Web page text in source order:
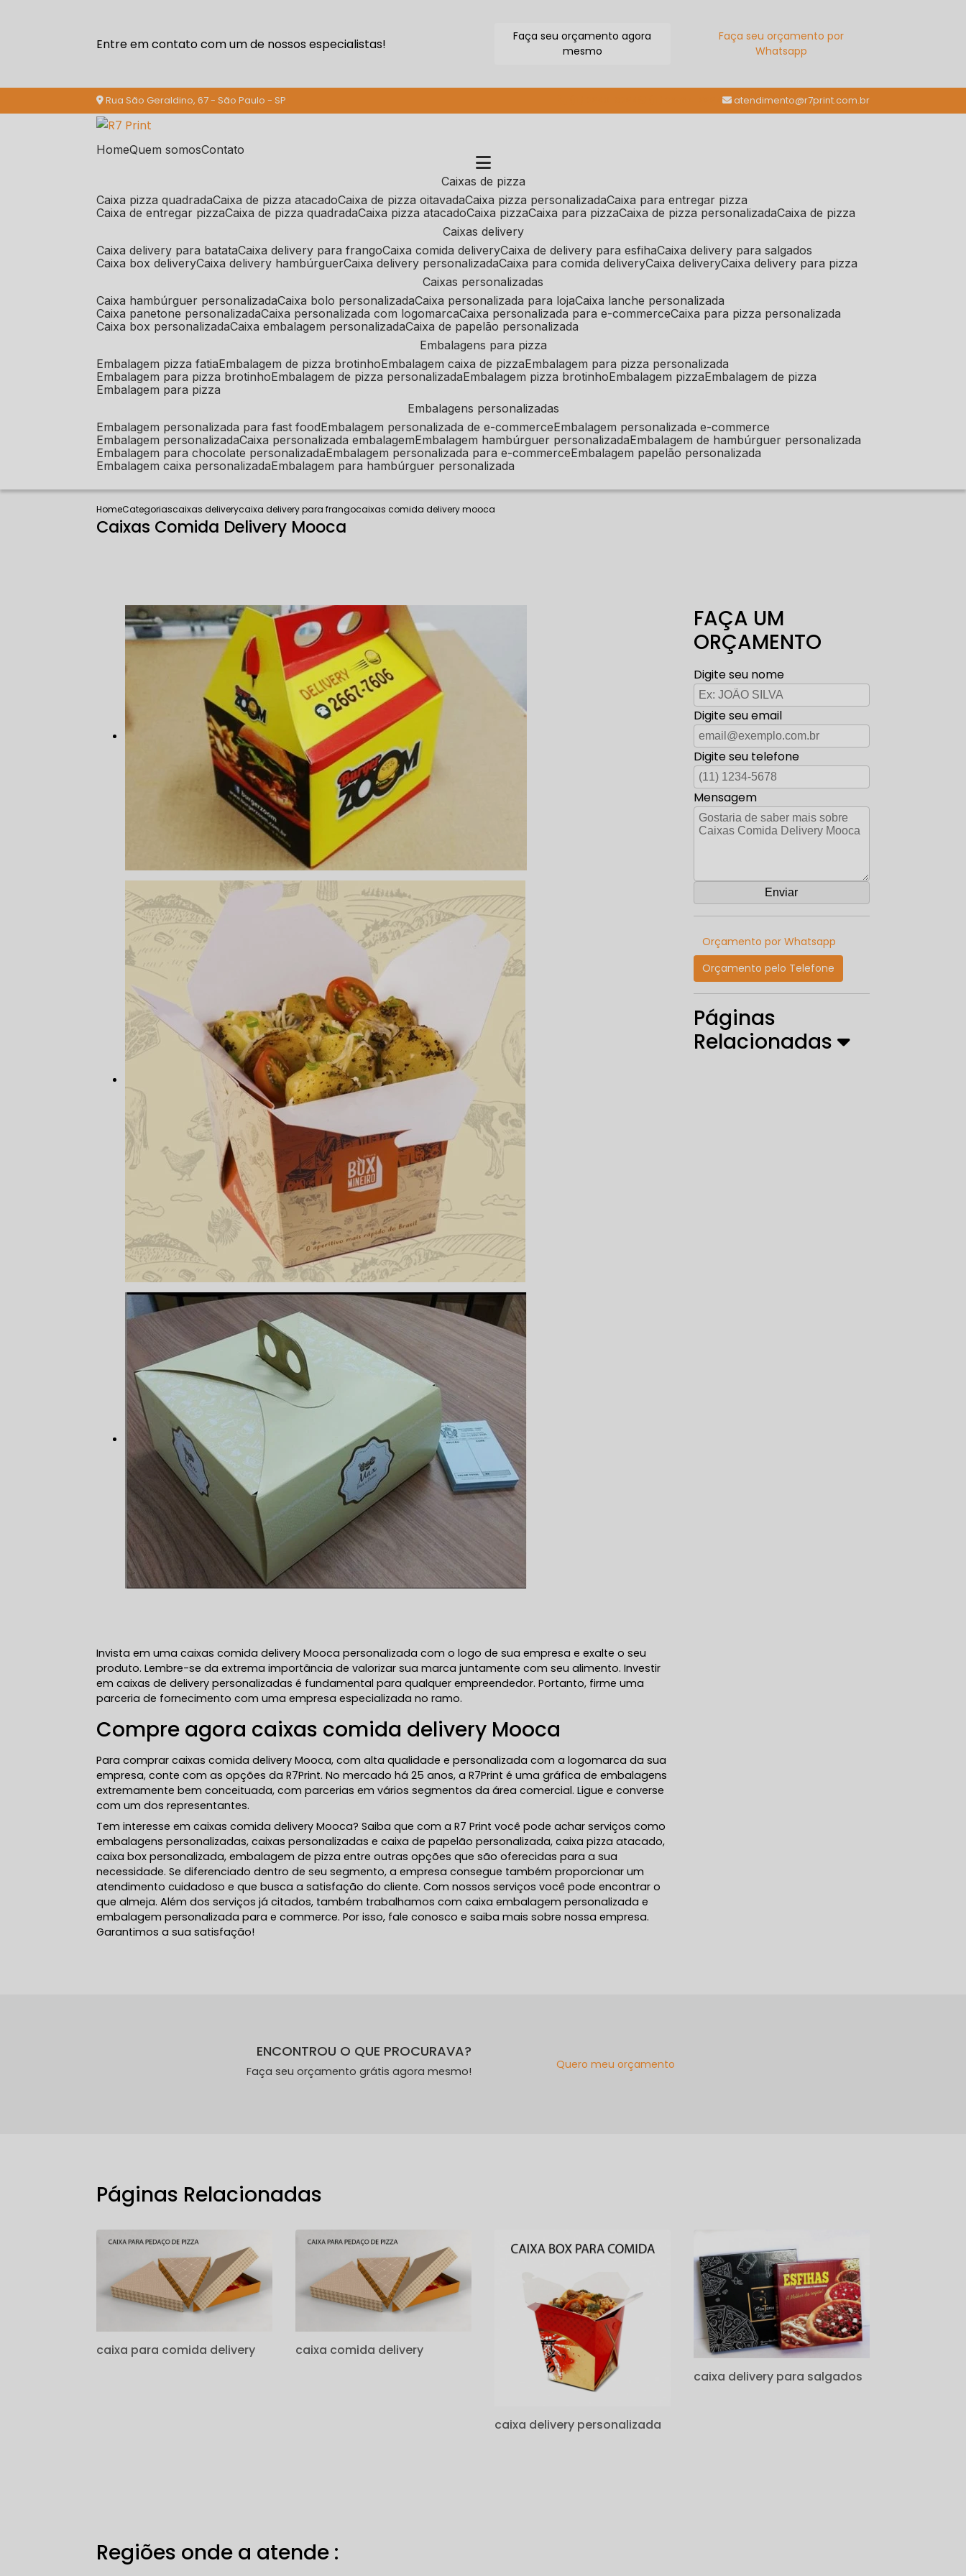
Entre em contato com um de nossos especialistas!
Faça seu orçamento agora
mesmo
Faça seu orçamento por
Whatsapp
Rua São Geraldino, 67 - São Paulo - SP atendimento@r7print.com.br
Home Quem somos Contato
caixas de pizza
caixa pizza quadrada caixa de pizza atacado caixa de pizza oitavada caixa pizza personalizada caixa para entregar pizza
caixa de entregar pizza caixa de pizza quadrada caixa pizza atacado caixa pizza caixa para pizza caixa de pizza personalizada caixa de pizza
caixas delivery
caixa delivery para batata caixa delivery para frango caixa comida delivery caixa de delivery para esfiha caixa delivery para salgados
caixa box delivery caixa delivery hambúrguer caixa delivery personalizada caixa para comida delivery caixa delivery caixa delivery para pizza
caixas personalizadas
caixa hambúrguer personalizada caixa bolo personalizada caixa personalizada para loja caixa lanche personalizada
caixa panetone personalizada caixa personalizada com logomarca caixa personalizada para e-commerce caixa para pizza personalizada
caixa box personalizada caixa embalagem personalizada caixa de papelão personalizada
embalagens para pizza
embalagem pizza fatia embalagem de pizza brotinho embalagem caixa de pizza embalagem para pizza personalizada
embalagem para pizza brotinho embalagem de pizza personalizada embalagem pizza brotinho embalagem pizza embalagem de pizza
embalagem para pizza
embalagens personalizadas
embalagem personalizada para fast food embalagem personalizada de e-commerce embalagem personalizada e-commerce
embalagem personalizada caixa personalizada embalagem embalagem hambúrguer personalizada embalagem de hambúrguer personalizada
embalagem para chocolate personalizada embalagem personalizada para e-commerce embalagem papelão personalizada
embalagem caixa personalizada embalagem para hambúrguer personalizada
HomeCategoriascaixas deliverycaixa delivery para frangocaixas comida delivery mooca
Caixas Comida Delivery Mooca
Invista em uma caixas comida delivery Mooca personalizada com o logo de sua empresa e exalte o seu
produto. Lembre-se da extrema importância de valorizar sua marca juntamente com seu alimento. Investir
em caixas de delivery personalizadas é fundamental para qualquer empreendedor. Portanto, firme uma
parceria de fornecimento com uma empresa especializada no ramo.
Compre agora caixas comida delivery Mooca
Para comprar caixas comida delivery Mooca, com alta qualidade e personalizada com a logomarca da sua
empresa, conte com as opções da R7Print. No mercado há 25 anos, a R7Print é uma gráfica de embalagens
extremamente bem conceituada, com parcerias em vários segmentos da área comercial. Ligue e converse
com um dos representantes.
Tem interesse em caixas comida delivery Mooca? Saiba que com a R7 Print você pode achar serviços como
embalagens personalizadas, caixas personalizadas e caixa de papelão personalizada, caixa pizza atacado,
caixa box personalizada, embalagem de pizza entre outras opções que são oferecidas para a sua
necessidade. Se diferenciado dentro de seu segmento, a empresa consegue também proporcionar um
atendimento cuidadoso e que busca a satisfação do cliente. Com nossos serviços você pode encontrar o
que almeja. Além dos serviços já citados, também trabalhamos com caixa embalagem personalizada e
embalagem personalizada para e commerce. Por isso, fale conosco e saiba mais sobre nossa empresa.
Garantimos a sua satisfação!
FAÇA UM
ORÇAMENTO
Digite seu nome
Digite seu email
Digite seu telefone
Mensagem
Orçamento por Whatsapp
Orçamento pelo Telefone
Páginas
Relacionadas
ENCONTROU O QUE PROCURAVA?
Faça seu orçamento grátis agora mesmo!
Quero meu orçamento
Páginas Relacionadas
caixa para comida delivery caixa comida delivery
caixa delivery personalizada
caixa delivery para salgados
Regiões onde a atende :